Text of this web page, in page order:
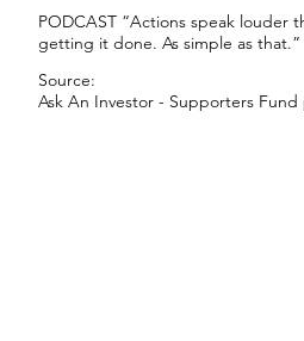
PODCAST “Actions speak louder
getting it done. As simple as that.”
Ask An Investor - Supporters
Source: